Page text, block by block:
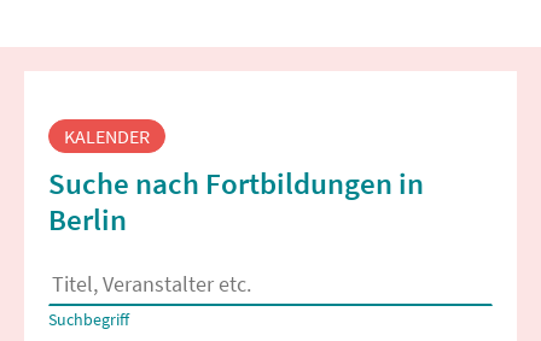
Fortbildungssuche
KALENDER
Suche nach Fortbildungen in
Berlin
Es erscheinen Suchvorschläge, wenn mindestens 2 Zeichen
Suchbegriff